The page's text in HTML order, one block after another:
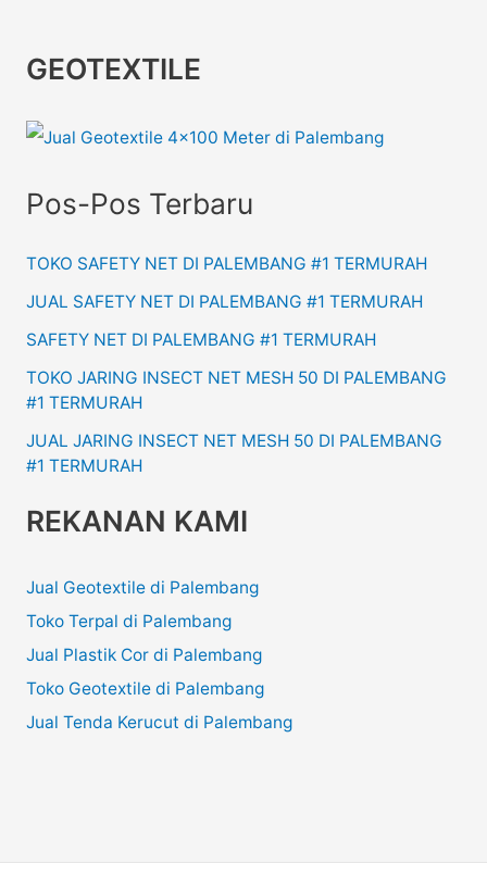
GEOTEXTILE
Pos-Pos Terbaru
TOKO SAFETY NET DI PALEMBANG #1 TERMURAH
JUAL SAFETY NET DI PALEMBANG #1 TERMURAH
SAFETY NET DI PALEMBANG #1 TERMURAH
TOKO JARING INSECT NET MESH 50 DI PALEMBANG
#1 TERMURAH
JUAL JARING INSECT NET MESH 50 DI PALEMBANG
#1 TERMURAH
REKANAN KAMI
Jual Geotextile di Palembang
Toko Terpal di Palembang
Jual Plastik Cor di Palembang
Toko Geotextile di Palembang
Jual Tenda Kerucut di Palembang